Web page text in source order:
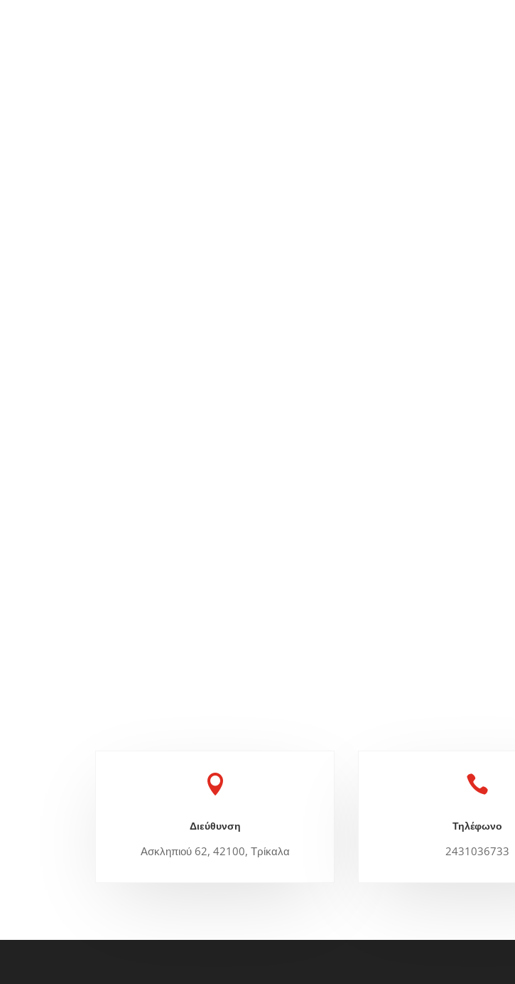

Διεύθυνση
Ασκληπιού 62, 42100, Τρίκαλα

Τηλέφωνο
2431036733